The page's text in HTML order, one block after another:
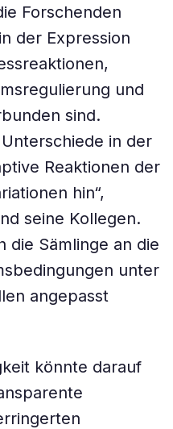
Forschenden
der Expression
und
sind.
in der
Reaktionen der
hin“,
seine Kollegen.
die Sämlinge an die
unter
angepasst
könnte darauf